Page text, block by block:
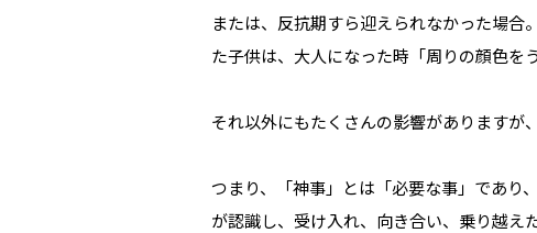
または、反抗期すら迎えられなかった場
た子供は、大人になった時「周りの顔色を
それ以外にもたくさんの影響がありますが
つまり、「神事」とは「必要な事」であり
が認識し、受け入れ、向き合い、乗り越え